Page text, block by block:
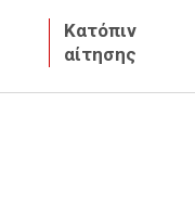
Κατόπιν
αίτησης